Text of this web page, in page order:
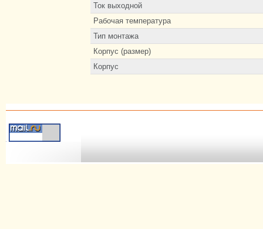
Ток выходной
Рабочая температура
Тип монтажа
Корпус (размер)
Корпус